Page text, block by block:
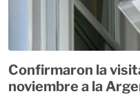
Confirmaron la
noviembre a la